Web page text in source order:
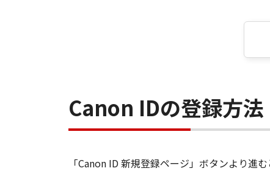
Canon IDの登録方法
「Canon ID 新規登録ページ」ボタンより進